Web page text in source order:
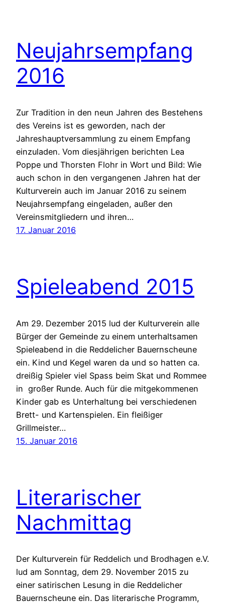
Neujahrsempfang
2016
Zur Tradition in den neun Jahren des Bestehens
des Vereins ist es geworden, nach der
Jahreshauptversammlung zu einem Empfang
einzuladen. Vom diesjährigen berichten Lea
Poppe und Thorsten Flohr in Wort und Bild: Wie
auch schon in den vergangenen Jahren hat der
Kulturverein auch im Januar 2016 zu seinem
Neujahrsempfang eingeladen, außer den
Vereinsmitgliedern und ihren…
17. Januar 2016
Spieleabend 2015
Am 29. Dezember 2015 lud der Kulturverein alle
Bürger der Gemeinde zu einem unterhaltsamen
Spieleabend in die Reddelicher Bauernscheune
ein. Kind und Kegel waren da und so hatten ca.
dreißig Spieler viel Spass beim Skat und Rommee
in großer Runde. Auch für die mitgekommenen
Kinder gab es Unterhaltung bei verschiedenen
Brett- und Kartenspielen. Ein fleißiger
Grillmeister…
15. Januar 2016
Literarischer
Nachmittag
Der Kulturverein für Reddelich und Brodhagen e.V.
lud am Sonntag, dem 29. November 2015 zu
einer satirischen Lesung in die Reddelicher
Bauernscheune ein. Das literarische Programm,